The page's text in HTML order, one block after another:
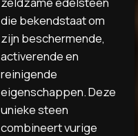
die bekendstaat om
zijn beschermende,
activerende en
reinigende
eigenschappen. Deze
unieke steen
combineert vurige